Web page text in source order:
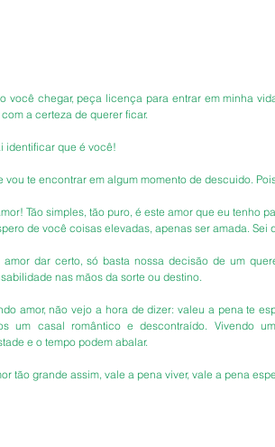
você chegar, peça licença para entrar em minha
com a certeza de querer ficar.
identificar que é você!
vou te encontrar em algum momento de descuido.
Tão simples, tão puro, é este amor que eu tenho
de você coisas elevadas, apenas ser amada. Sei
amor dar certo, só basta nossa decisão de um
nas mãos da sorte ou destino.
amor, não vejo a hora de dizer: valeu a pena te
um casal romântico e descontraído. Vivendo
e o tempo podem abalar.
tão grande assim, vale a pena viver, vale a pena